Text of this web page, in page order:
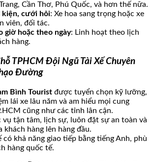
Cần Thơ, Phú Quốc, và hơn thế nữa.
kiện, cưới hỏi: Xe hoa sang trọng hoặc xe
viên, đối tác.
giờ hoặc theo ngày: Linh hoạt theo lịch
hàng.
TPHCM Đội Ngũ Tài Xế Chuyên
Đường
Bình Tourist được tuyển chọn kỹ lưỡng,
lái xe lâu năm và am hiểu mọi cung
cũng như các tỉnh lân cận.
vụ tận tâm, lịch sự, luôn đặt sự an toàn và
khách hàng lên hàng đầu.
có khả năng giao tiếp bằng tiếng Anh, phù
hàng quốc tế.